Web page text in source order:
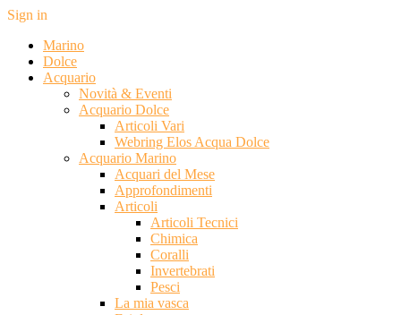
Sign in
Marino
Dolce
Acquario
Novità & Eventi
Acquario Dolce
Articoli Vari
Webring Elos Acqua Dolce
Acquario Marino
Acquari del Mese
Approfondimenti
Articoli
Articoli Tecnici
Chimica
Coralli
Invertebrati
Pesci
La mia vasca